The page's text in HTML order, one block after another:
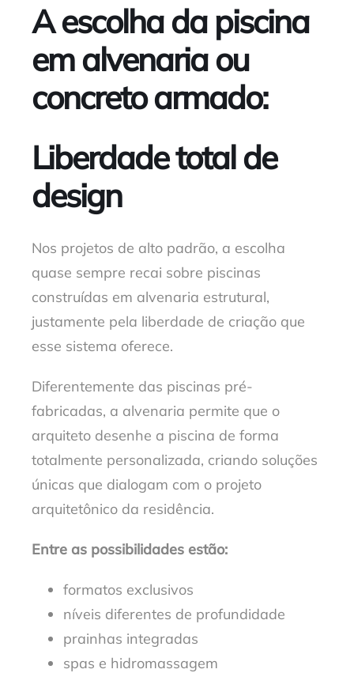
A escolha da piscina
em alvenaria ou
concreto armado:
Liberdade total de
design
Nos projetos de alto padrão, a escolha
quase sempre recai sobre piscinas
construídas em alvenaria estrutural,
justamente pela liberdade de criação que
esse sistema oferece.
Diferentemente das piscinas pré-
fabricadas, a alvenaria permite que o
arquiteto desenhe a piscina de forma
totalmente personalizada, criando soluções
únicas que dialogam com o projeto
arquitetônico da residência.
Entre as possibilidades estão:
formatos exclusivos
níveis diferentes de profundidade
prainhas integradas
spas e hidromassagem